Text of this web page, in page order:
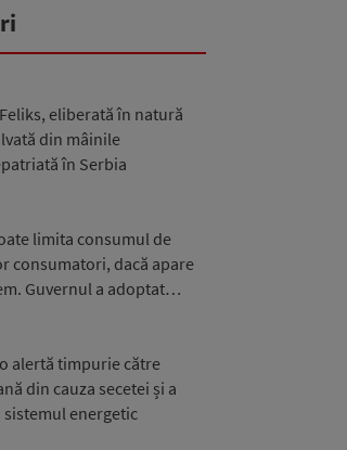
eliberată în natură
din mâinile
în Serbia
limita consumul de
consumatori, dacă apare
Guvernul a adoptat…
alertă timpurie către
din cauza secetei și a
energetic